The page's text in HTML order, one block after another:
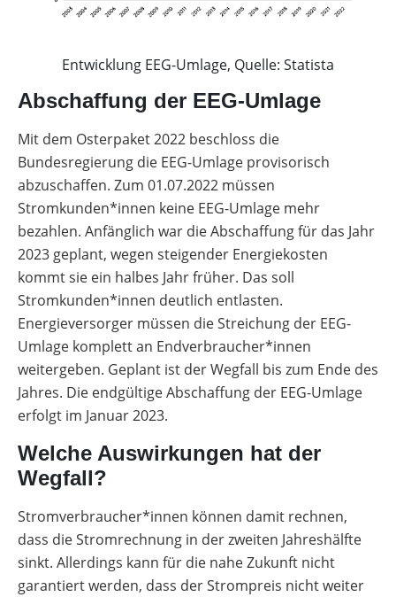
Entwicklung EEG-Umlage, Quelle: Statista
Abschaffung der EEG-Umlage
Mit dem Osterpaket 2022 beschloss die
Bundesregierung die EEG-Umlage provisorisch
abzuschaffen. Zum 01.07.2022 müssen
Stromkunden*innen keine EEG-Umlage mehr
bezahlen. Anfänglich war die Abschaffung für das Jahr
2023 geplant, wegen steigender Energiekosten
kommt sie ein halbes Jahr früher. Das soll
Stromkunden*innen deutlich entlasten.
Energieversorger müssen die Streichung der EEG-
Umlage komplett an Endverbraucher*innen
weitergeben. Geplant ist der Wegfall bis zum Ende des
Jahres. Die endgültige Abschaffung der EEG-Umlage
erfolgt im Januar 2023.
Welche Auswirkungen hat der
Wegfall?
Stromverbraucher*innen können damit rechnen,
dass die Stromrechnung in der zweiten Jahreshälfte
sinkt. Allerdings kann für die nahe Zukunft nicht
garantiert werden, dass der Strompreis nicht weiter